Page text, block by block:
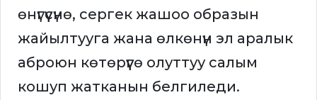
өнүгүүсүнө, сергек жашоо образын
жайылтууга жана өлкөнүн эл аралык
аброюн көтөрүүгө олуттуу салым
кошуп жатканын белгиледи.